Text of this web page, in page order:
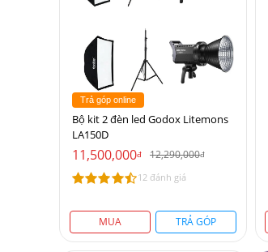
Trả góp online
Bộ kit 2 đèn led Godox Litemons
LA150D
11,500,000đ 12,290,000đ
12 đánh giá
MUA TRẢ GÓP